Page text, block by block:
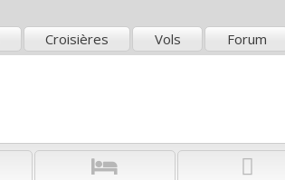
Croisières Vols Forum